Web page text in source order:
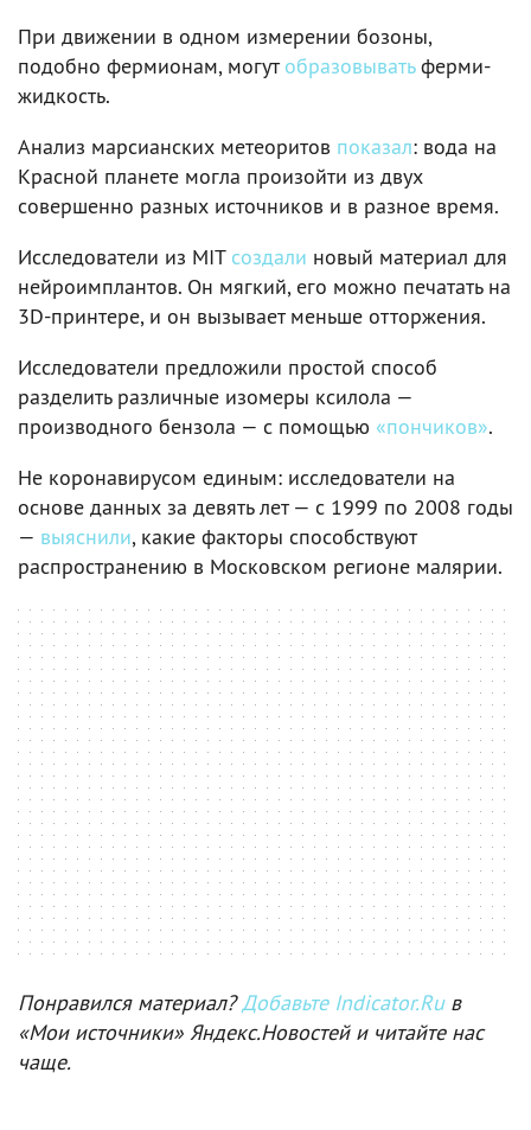
При движении в одном измерении бозоны,
подобно фермионам, могутобразовыватьферми-
жидкость.
Анализ марсианских метеоритов показал: вода на
Красной планете могла произойти из двух
совершенно разных источников и в разное время.
Исследователи из MIT создали новый материал для
нейроимплантов. Он мягкий, его можно печатать на
3D-принтере, и он вызывает меньше отторжения.
Исследователи предложили простой способ
разделить различные изомеры ксилола —
производного бензола — с помощью «пончиков».
Не коронавирусом единым: исследователи на
основе данных за девять лет — с 1999 по 2008 годы
— выяснили, какие факторы способствуют
распространению в Московском регионе малярии.
Понравился материал?Добавьте Indicator.Ruв
«Мои источники» Яндекс.Новостей и читайте нас
чаще.